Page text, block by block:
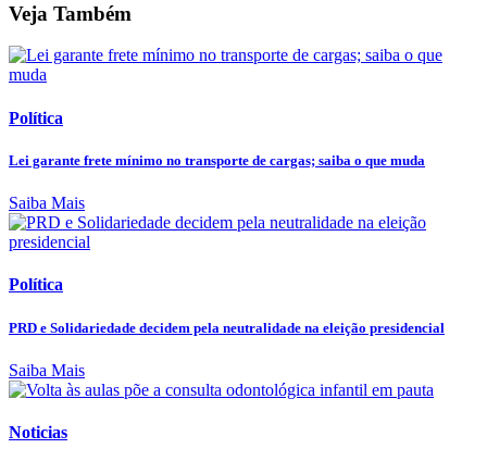
Veja Também
Política
Lei garante frete mínimo no transporte de cargas; saiba o que muda
Saiba Mais
Política
PRD e Solidariedade decidem pela neutralidade na eleição presidencial
Saiba Mais
Noticias